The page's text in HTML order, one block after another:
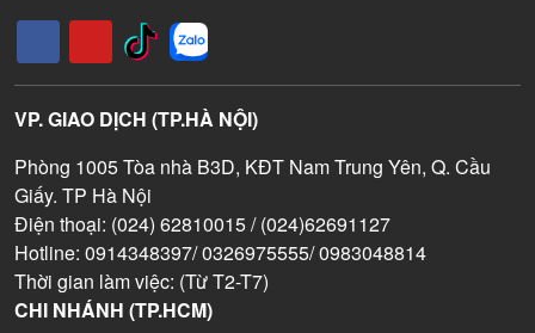
VP. GIAO DỊCH (TP.HÀ NỘI)
Phòng 1005 Tòa nhà B3D, KĐT Nam Trung Yên, Q. Cầu
Giấy. TP Hà Nội
Điện thoại: (024) 62810015 / (024)62691127
Hotline: 0914348397/ 0326975555/ 0983048814
Thời gian làm việc: (Từ T2-T7)
CHI NHÁNH (TP.HCM)